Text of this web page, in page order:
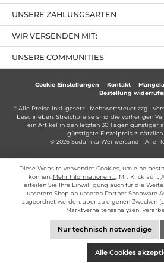
UNSERE ZAHLUNGSARTEN
UNSERE COMMUNITIES
WIR VERSENDEN MIT:
Cookie Einstellungen Kontakt
Bestellung
* Alle Preise inkl. gesetzl. Mehrwertsteuer zzgl.
beschrieben. Streichpreise sind die vorherigen
ein Artikel in den letzten 30 Tagen günstiger
günstigste Einzelpreis
© 2026 Südafrika Weinversand - Alle
Diese Website verwendet Cookies, um eine
können. Mehr Informationen ...
. Mit Klick auf
erteilen Sie Ihre Einwilligung auch für die
unserem Shop an unseren Partner Shopware
zugeordnet werden, aber zu eigenen Zwecken
Marktverhaltensanalysen)
Nur technisch notwendige
Alle Cookies